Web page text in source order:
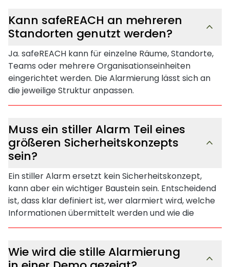
Kann safeREACH an mehreren
Standorten genutzt werden?
Ja. safeREACH kann für einzelne Räume, Standorte,
Teams oder mehrere Organisationseinheiten
eingerichtet werden. Die Alarmierung lässt sich an
die jeweilige Struktur anpassen.
Muss ein stiller Alarm Teil eines
größeren Sicherheitskonzepts
sein?
Ein stiller Alarm ersetzt kein Sicherheitskonzept,
kann aber ein wichtiger Baustein sein. Entscheidend
ist, dass klar definiert ist, wer alarmiert wird, welche
Informationen übermittelt werden und wie die
Reaktion abläuft.
Wie wird die stille Alarmierung